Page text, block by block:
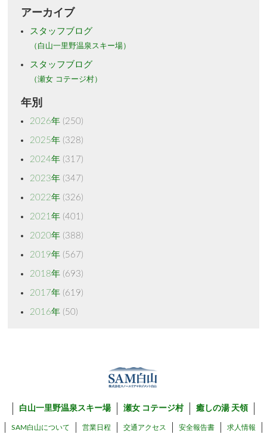
アーカイブ
スタッフブログ
（白山一里野温泉スキー場）
スタッフブログ
（瀬女 コテージ村）
年別
2026年(250)
2025年(328)
2024年(317)
2023年(347)
2022年(326)
2021年(401)
2020年(388)
2019年(567)
2018年(693)
2017年(619)
2016年(50)
白山一里野温泉スキー場 瀬女 コテージ村 癒しの湯 天領
SAM白山について 営業日程 交通アクセス 安全報告書 求人情報